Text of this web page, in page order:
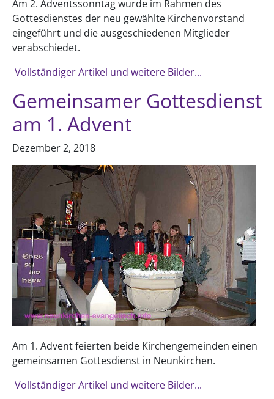
Am 2. Adventssonntag wurde im Rahmen des
Gottesdienstes der neu gewählte Kirchenvorstand
eingeführt und die ausgeschiedenen Mitglieder
verabschiedet.
Vollständiger Artikel und weitere Bilder...
Gemeinsamer Gottesdienst
am 1. Advent
Dezember 2, 2018
Am 1. Advent feierten beide Kirchengemeinden einen
gemeinsamen Gottesdienst in Neunkirchen.
Vollständiger Artikel und weitere Bilder...